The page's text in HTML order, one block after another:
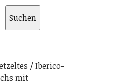
Suchen
Iberico-
mit